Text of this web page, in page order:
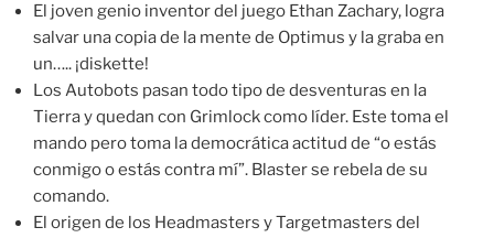
El joven genio inventor del juego Ethan Zachary, logra
salvar una copia de la mente de Optimus y la graba en
un….. ¡diskette!
Los Autobots pasan todo tipo de desventuras en la
Tierra y quedan con Grimlock como líder. Este toma el
mando pero toma la democrática actitud de “o estás
conmigo o estás contra mí”. Blaster se rebela de su
comando.
El origen de los Headmasters y Targetmasters del